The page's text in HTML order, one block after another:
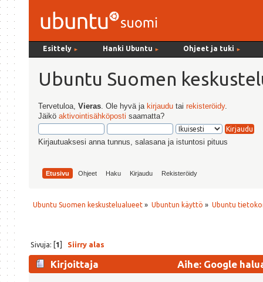
Esittely ► Hanki Ubuntu ► Ohjeet ja tuki ►
Ubuntu Suomen
Tervetuloa,Vieras . Ole hyvä ja kirjaudu tairekisteröidy.
Jäiköaktivointisähköposti saamatta?
Kirjautuaksesi anna tunnus, salasana ja istuntosi pituus
Etusivu Ohjeet Haku Kirjaudu Rekisteröidy
Ubuntu Suomen keskustelualueet » Ubuntun käyttö » Ubuntu
Sivuja: [1] Siirry alas
Kirjoittaja Aihe: Google